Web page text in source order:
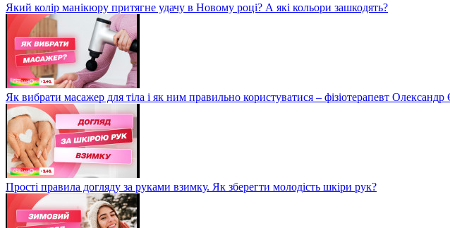
Який колір манікюру притягне удачу в Новому році? А які кольори зашкодять?
Як вибрати масажер для тіла і як ним правильно користуватися – фізіотерапевт Олександр
Прості правила догляду за руками взимку. Як зберегти молодість шкіри рук?